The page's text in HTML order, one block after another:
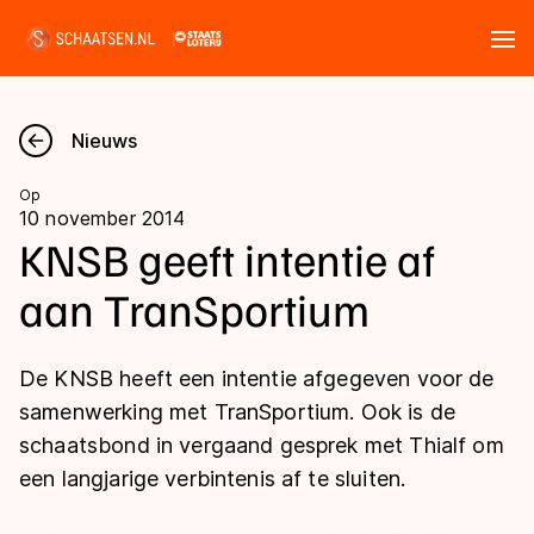
Nieuws
Kalender
Disciplines
Langebaan
Shorttrack
Inlineskaten
Uitslagen
Langebaan
Shorttrack
Tijden & historie
Nieuws
Op
10 november 2014
KNSB geeft intentie af
aan TranSportium
De KNSB heeft een intentie afgegeven voor de
samenwerking met TranSportium. Ook is de
schaatsbond in vergaand gesprek met Thialf om
een langjarige verbintenis af te sluiten.